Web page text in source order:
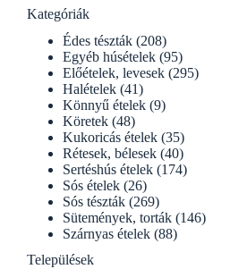
Kategóriák
Édes tészták (208)
Egyéb húsételek (95)
Előételek, levesek (295)
Halételek (41)
Könnyű ételek (9)
Köretek (48)
Kukoricás ételek (35)
Rétesek, bélesek (40)
Sertéshús ételek (174)
Sós ételek (26)
Sós tészták (269)
Sütemények, torták (146)
Szárnyas ételek (88)
Települések